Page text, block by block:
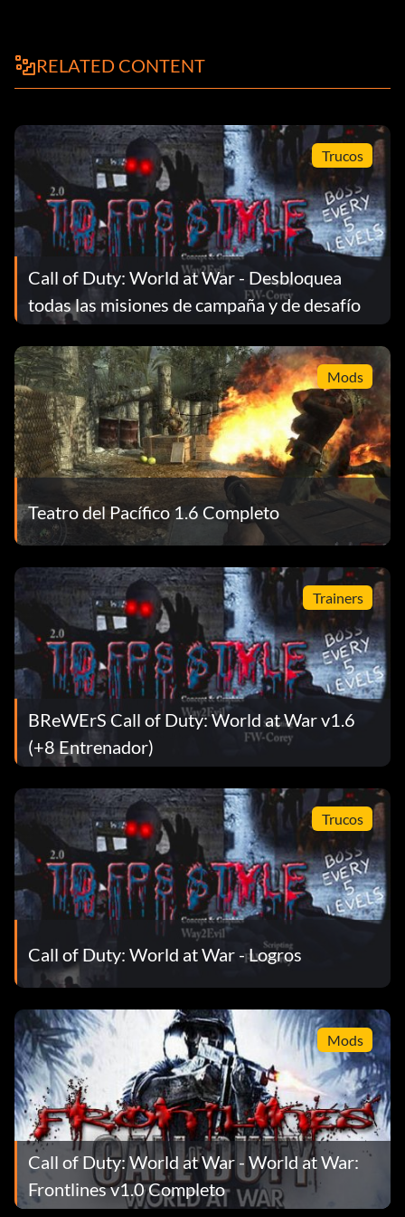
RELATED CONTENT
Trucos
Call of Duty: World at War - Desbloquea
todas las misiones de campaña y de desafío
Mods
Teatro del Pacífico 1.6 Completo
Trainers
BReWErS Call of Duty: World at War v1.6
(+8 Entrenador)
Trucos
Call of Duty: World at War - Logros
Mods
Call of Duty: World at War - World at War:
Frontlines v1.0 Completo